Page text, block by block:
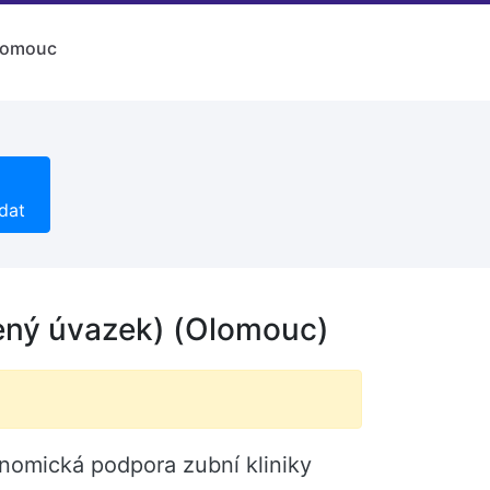
úvazek) (Olomouc)
podpora zubní kliniky